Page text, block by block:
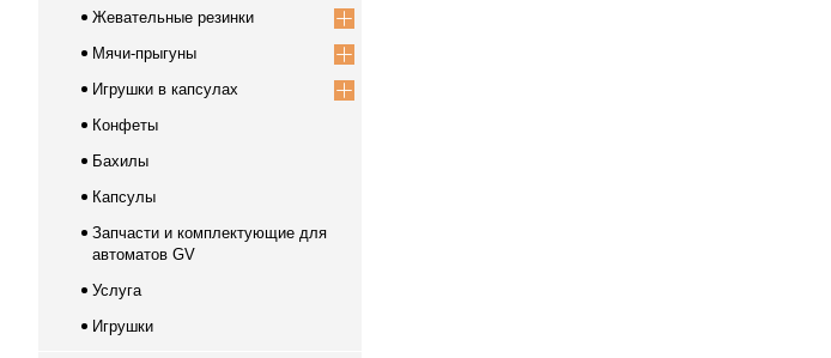
Жевательные резинки
Мячи-прыгуны
Игрушки в капсулах
Конфеты
Бахилы
Капсулы
Запчасти и комплектующие для
автоматов GV
Услуга
Игрушки